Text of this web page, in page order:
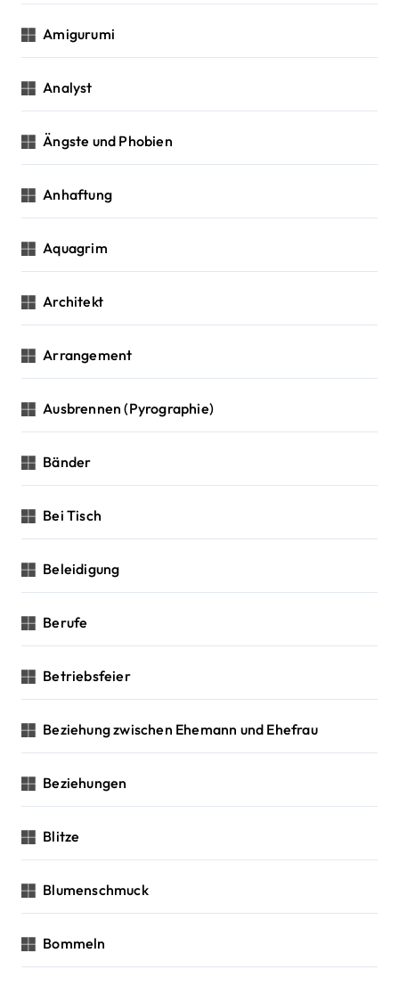
Amigurumi
Analyst
Ängste und Phobien
Anhaftung
Aquagrim
Architekt
Arrangement
Ausbrennen (Pyrographie)
Bänder
Bei Tisch
Beleidigung
Berufe
Betriebsfeier
Beziehung zwischen Ehemann und Ehefrau
Beziehungen
Blitze
Blumenschmuck
Bommeln